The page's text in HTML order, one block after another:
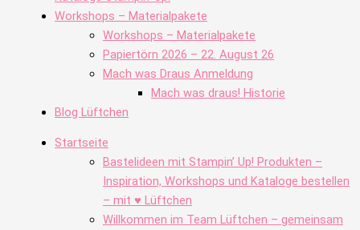
Workshops – Materialpakete
Workshops – Materialpakete
Papiertörn 2026 – 22. August 26
Mach was Draus Anmeldung
Mach was draus! Historie
Blog Lüftchen
Startseite
Bastelideen mit Stampin’ Up! Produkten –
Inspiration, Workshops und Kataloge bestellen
– mit ♥ Lüftchen
Willkommen im Team Lüftchen – gemeinsam